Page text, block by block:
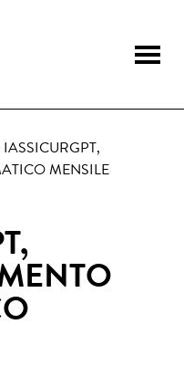
IASSICURGPT,
MENSILE